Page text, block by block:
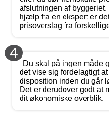
afslutningen af
hjælp fra en ekspert er
prisoverslag fra
4
Du skal på ingen måde
det vise sig fordelagtigt at
disposition inden du går
Det er derudover godt at
dit økonomiske overblik.